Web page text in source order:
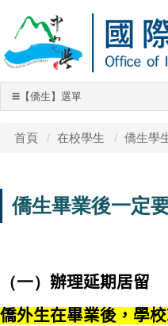
☰ 【僑生】選單
僑輔項目
僑生保險
僑生工作許可
首頁 在校學生 僑生學
僑生畢業後一定
（一） 辦理延期居留
僑外生在畢業後，學